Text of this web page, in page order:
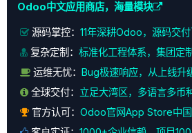
Odoo中文应用商店，海量模块
源码掌控： 11年深耕Odoo，源码交
复杂定制： 标准化工程体系，集团定
运维无忧：
Bug极速响应，从上线升
全球交付： 立足大湾区，多语言多币
官方认可： Odoo官网App Store中